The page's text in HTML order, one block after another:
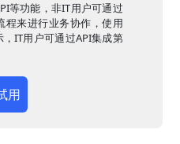
等功能，非IT用户可通过
程来进行业务协作，使用
IT用户可通过API集成第
用